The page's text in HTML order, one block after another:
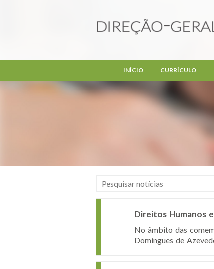
INÍCIO CURRÍCULO
Direitos Humanos
No âmbito das
Domingues de